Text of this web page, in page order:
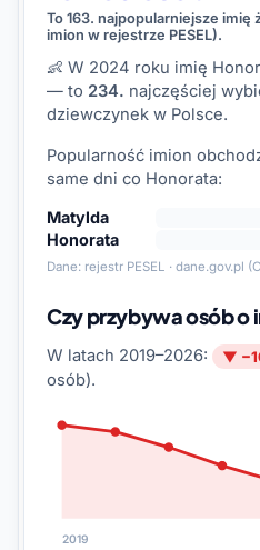
To 163. najpopularniejsze imię
imion w rejestrze PESEL).
👶 W 2024 roku imię
— to 234. najczęściej
dziewczynek w Polsce.
Popularność imion
same dni co Honorata:
Matylda
Honorata
Dane: rejestr PESEL · dane.gov.pl
Czy przybywa osób o
W latach 2019–2026: ▼
osób).
2019